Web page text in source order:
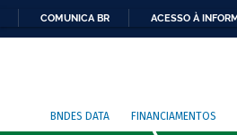
COMUNICA BR ACESSO À
BNDES DATA FINANCIAMENTOS